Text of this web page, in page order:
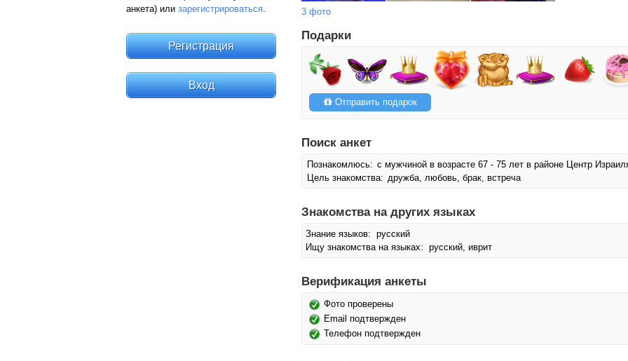
анкета) или зарегистрироваться. 3 фото
Подарки
Отправить подарок
Поиск анкет
Познакомлюсь: с мужчиной в возрасте 67 - 75 лет в районе Центр
Цель знакомства: дружба, любовь, брак, встреча
Знакомства на других языках
Знание языков: русский
Ищу знакомства на языках: русский, иврит
Верификация анкеты
Фото проверены
Email подтвержден
Телефон подтвержден